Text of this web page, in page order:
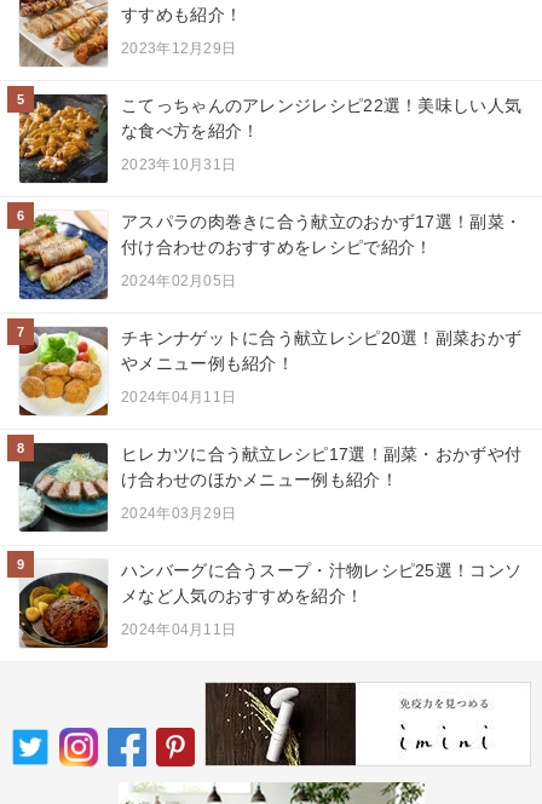
すすめも紹介！
2023年12月29日
5
こてっちゃんのアレンジレシピ22選！美味しい人気
な食べ方を紹介！
2023年10月31日
6
アスパラの肉巻きに合う献立のおかず17選！副菜・
付け合わせのおすすめをレシピで紹介！
2024年02月05日
7
チキンナゲットに合う献立レシピ20選！副菜おかず
やメニュー例も紹介！
2024年04月11日
8
ヒレカツに合う献立レシピ17選！副菜・おかずや付
け合わせのほかメニュー例も紹介！
2024年03月29日
9
ハンバーグに合うスープ・汁物レシピ25選！コンソ
メなど人気のおすすめを紹介！
2024年04月11日